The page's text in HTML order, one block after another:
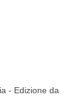
- Edizione da